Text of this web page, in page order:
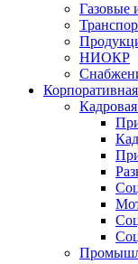
Газовые
НИОКР